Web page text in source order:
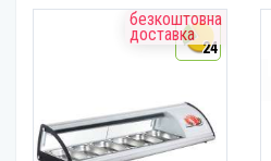
безкоштовна
доставка
24